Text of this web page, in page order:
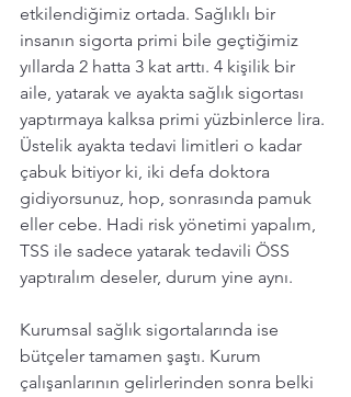
etkilendiğimiz ortada. Sağlıklı bir
insanın sigorta primi bile geçtiğimiz
yıllarda 2 hatta 3 kat arttı. 4 kişilik bir
aile, yatarak ve ayakta sağlık sigortası
yaptırmaya kalksa primi yüzbinlerce lira.
Üstelik ayakta tedavi limitleri o kadar
çabuk bitiyor ki, iki defa doktora
gidiyorsunuz, hop, sonrasında pamuk
eller cebe. Hadi risk yönetimi yapalım,
TSS ile sadece yatarak tedavili ÖSS
yaptıralım deseler, durum yine aynı.
Kurumsal sağlık sigortalarında ise
bütçeler tamamen şaştı. Kurum
çalışanlarının gelirlerinden sonra belki